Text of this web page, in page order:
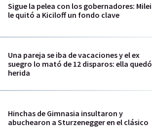
Sigue la pelea con los gobernadores: Milei
le quitó a Kiciloff un fondo clave
Una pareja se iba de vacaciones y el ex
suegro lo mató de 12 disparos: ella quedó
herida
Hinchas de Gimnasia insultaron y
abuchearon a Sturzenegger en el clásico